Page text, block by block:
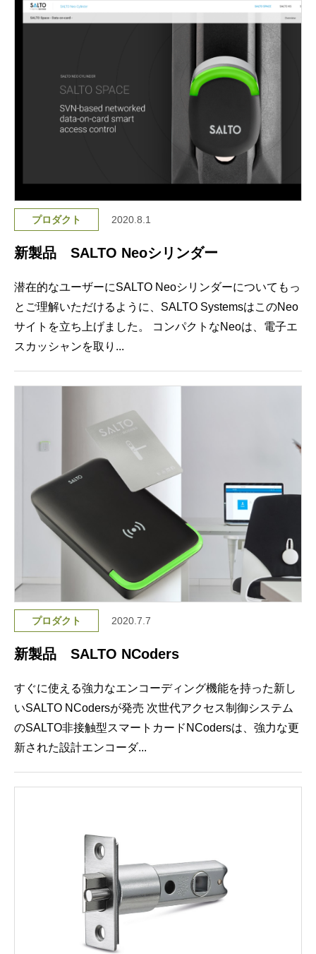
プロダクト 2020.8.1
新製品 SALTO Neoシリンダー
潜在的なユーザーにSALTO Neoシリンダーについてもっ
とご理解いただけるように、SALTO SystemsはこのNeo
サイトを立ち上げました。 コンパクトなNeoは、電子エ
スカッシャンを取り...
プロダクト 2020.7.7
新製品 SALTO NCoders
すぐに使える強力なエンコーディング機能を持った新し
いSALTO NCodersが発売 次世代アクセス制御システム
のSALTO非接触型スマートカードNCodersは、強力な更
新された設計エンコーダ...